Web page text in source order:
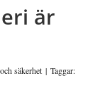
är
säkerhet | Taggar: